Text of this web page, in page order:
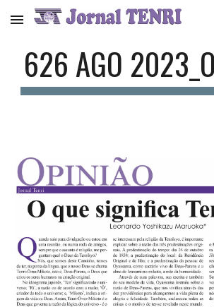
Skip to main content
626 AGO